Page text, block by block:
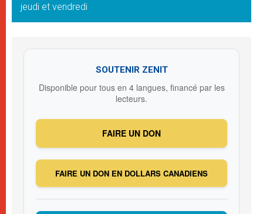
jeudi et vendredi
SOUTENIR ZENIT
Disponible pour tous en 4 langues, financé par les
lecteurs.
FAIRE UN DON
FAIRE UN DON EN DOLLARS CANADIENS